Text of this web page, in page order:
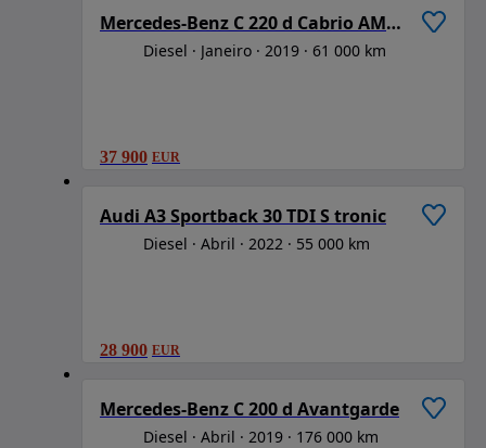
Mercedes-Benz C 220 d Cabrio AMG Line Aut.
Diesel Janeiro 2019 61 000 km
37 900 EUR
Audi A3 Sportback 30 TDI S tronic
Diesel Abril 2022 55 000 km
28 900 EUR
Mercedes-Benz C 200 d Avantgarde
Diesel Abril 2019 176 000 km